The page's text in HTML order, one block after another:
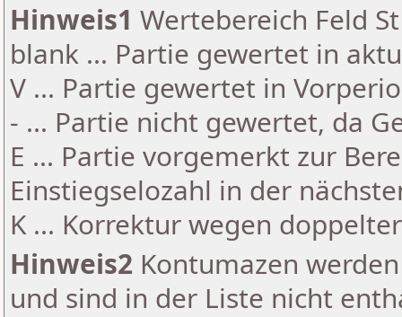
Hinweis1 Wertebereich Feld
blank ... Partie gewertet in
V ... Partie gewertet in
- ... Partie nicht gewertet, da
E ... Partie vorgemerkt zur
Einstiegselozahl in der
K ... Korrektur wegen
Hinweis2 Kontumazen
und sind in der Liste nicht